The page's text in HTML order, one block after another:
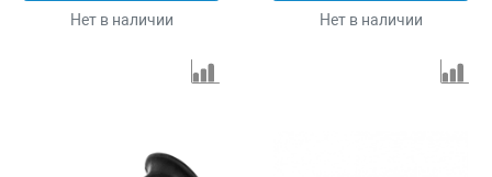
Нет в наличии Нет в наличии